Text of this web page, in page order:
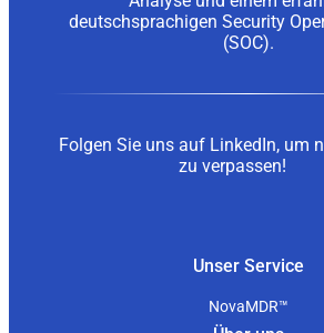
deutschsprachigen Security
(SOC).
Folgen Sie uns auf LinkedIn, um
zu verpassen!
Unser Service
NovaMDR™